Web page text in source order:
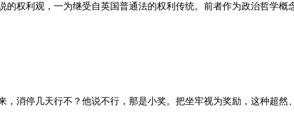
的权利观，一为继受自英国普通法的权利传统。前者作为政治哲学
，消停几天行不？他说不行，那是小奖。把坐牢视为奖励，这种超然